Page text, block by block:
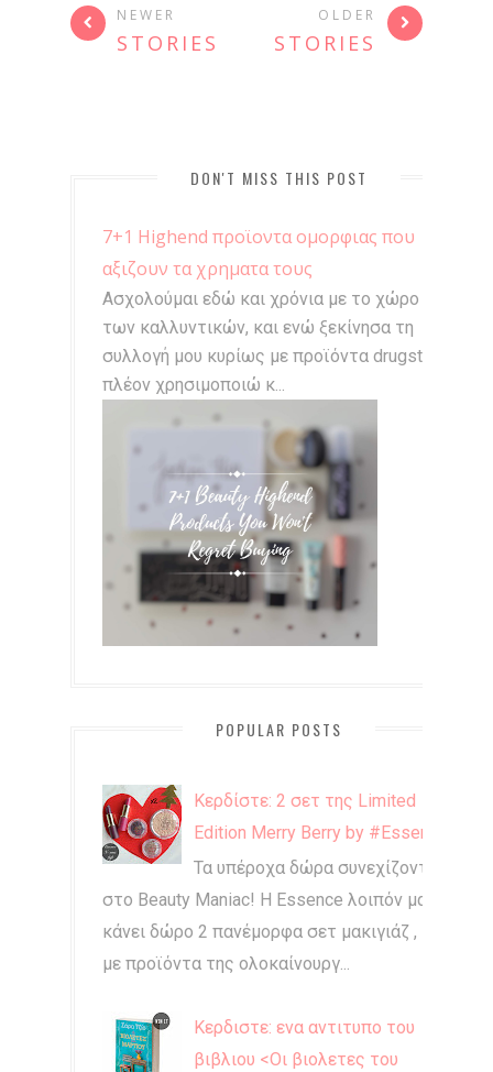
NEWER
STORIES
OLDER
STORIES
DON'T MISS THIS POST
7+1 Highend προϊοντα ομορφιας που
αξιζουν τα χρηματα τους
Ασχολούμαι εδώ και χρόνια με το χώρο
των καλλυντικών, και ενώ ξεκίνησα τη
συλλογή μου κυρίως με προϊόντα drugstore,
πλέον χρησιμοποιώ κ...
POPULAR POSTS
Κερδίστε: 2 σετ της Limited
Edition Merry Berry by #Essence
Τα υπέροχα δώρα συνεχίζονται
στο Beauty Maniac! Η Essence λοιπόν μας
κάνει δώρο 2 πανέμορφα σετ μακιγιάζ ,
με προϊόντα της ολοκαίνουργ...
Κερδιστε: ενα αντιτυπο του
βιβλιου <Οι βιολετες του